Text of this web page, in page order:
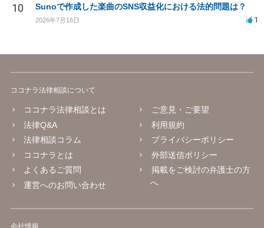
10 Sunoで作成した楽曲のSNS収益化における法的問題は？
2026年7月16日 1
ココナラ法律相談について
ココナラ法律相談とは
法律Q&A
法律相談コラム
ココナラとは
よくあるご質問
運営へのお問い合わせ
ご意見・ご要望
利用規約
プライバシーポリシー
外部送信ポリシー
掲載をご検討の弁護士の方
へ
会社情報